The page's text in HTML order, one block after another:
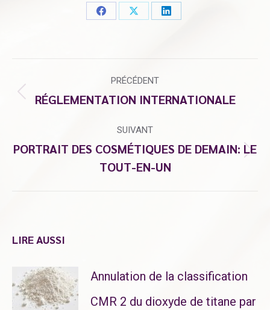
PartagerPartagerPartager
NAVIGATION
ARTICLE
PRÉCÉDENT
Article
précédent
:
RÉGLEMENTATION INTERNATIONALE
SUIVANT
Article
PORTRAIT DES COSMÉTIQUES DE DEMAIN: LE
TOUT-EN-UN
LIRE AUSSI
Annulation de la classification
CMR 2 du dioxyde de titane par